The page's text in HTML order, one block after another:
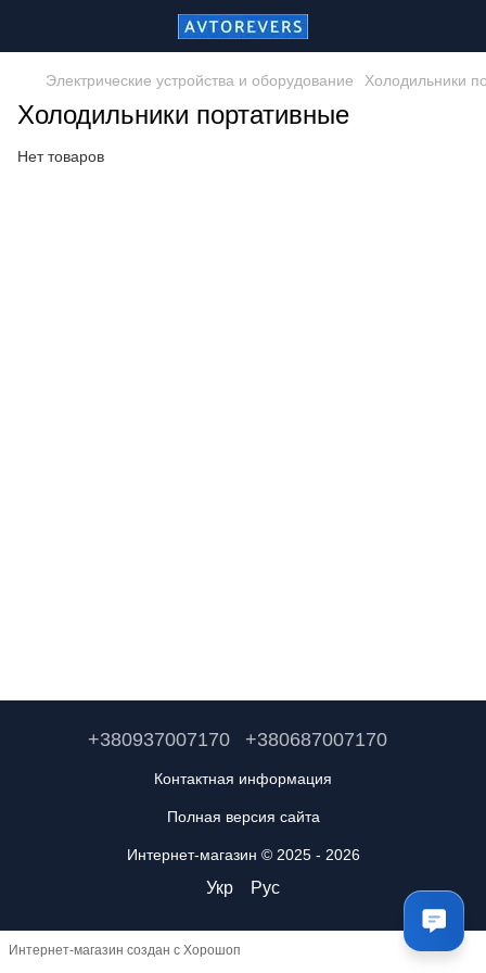
Электрические устройства и оборудование Холодильники
Холодильники портативные
Нет товаров
+380937007170 +380687007170
Контактная информация
Полная версия сайта
Интернет-магазин © 2025 - 2026
Укр Рус
Интернет-магазин создан с Хорошоп